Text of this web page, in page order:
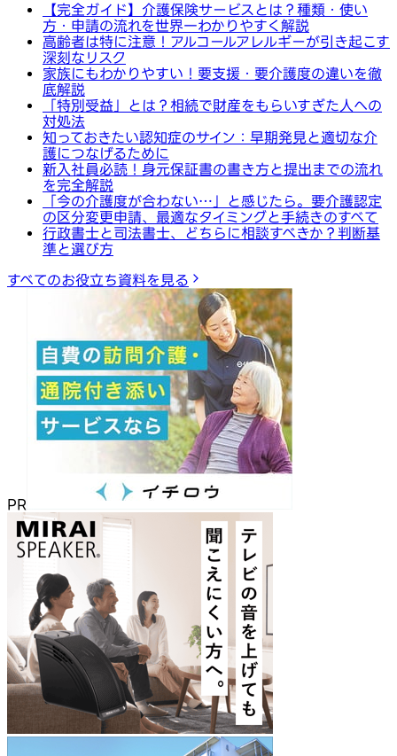
【完全ガイド】介護保険サービスとは？種類・使い
方・申請の流れを世界一わかりやすく解説
高齢者は特に注意！アルコールアレルギーが引き起こす
深刻なリスク
家族にもわかりやすい！要支援・要介護度の違いを徹
底解説
「特別受益」とは？相続で財産をもらいすぎた人への
対処法
知っておきたい認知症のサイン：早期発見と適切な介
護につなげるために
新入社員必読！身元保証書の書き方と提出までの流れ
を完全解説
「今の介護度が合わない…」と感じたら。要介護認定
の区分変更申請、最適なタイミングと手続きのすべて
行政書士と司法書士、どちらに相談すべきか？判断基
準と選び方
すべてのお役立ち資料を見る
PR